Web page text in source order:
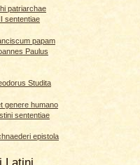
patriarchae
sententiae
papam
Paulus
Studita
genere humano
sententiae
epistola